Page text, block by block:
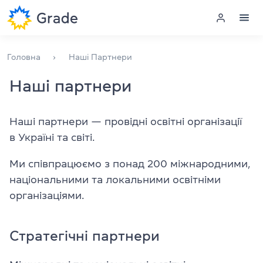
Курси англійської
Навчання для викладачів
Підготовка до іспитів
Екзаменаційний центр
Більше про нас
Головна Наші Партнери
Наші партнери
Наші партнери — провідні освітні організації
в Україні та світі.
Ми співпрацюємо з понад 200 міжнародними,
національними та локальними освітніми
організаціями.
Стратегічні партнери